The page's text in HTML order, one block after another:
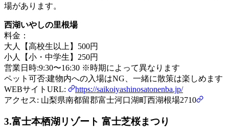
場があります。
西湖いやしの里根場
料金：
大人【高校生以上】500円
小人【小・中学生】250円
営業日時:9:30〜16:30 ※時期によって異なります
ペット可否:建物内への入場はNG、一緒に散策は楽しめます
WEBサイトURL:
https://saikoiyashinosatonenba.jp/
アクセス: 山梨県南都留郡富士河口湖町西湖根場2710
3.富士本栖湖リゾート 富士芝桜まつり